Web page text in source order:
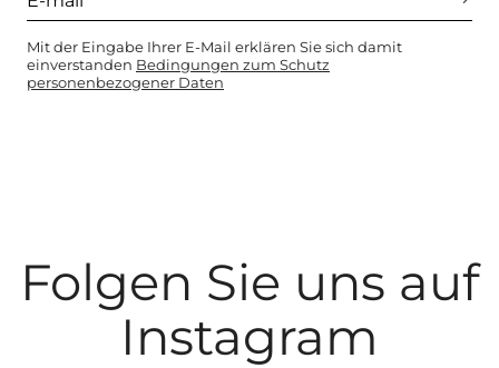
Mit der Eingabe Ihrer E-Mail erklären Sie sich damit
einverstanden Bedingungen zum Schutz
personenbezogener Daten
Folgen Sie uns auf
Instagram